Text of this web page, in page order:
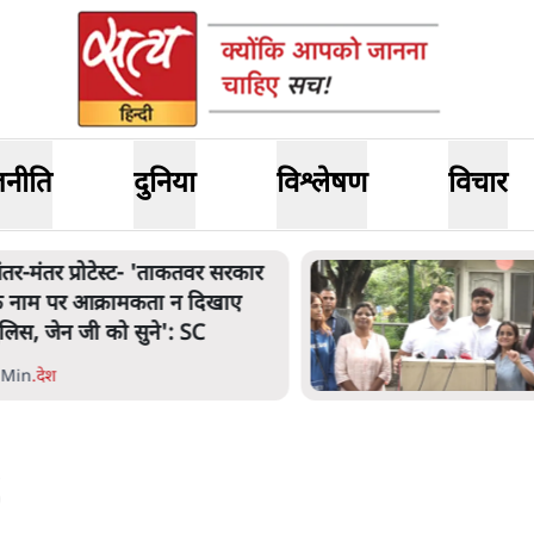
दुनिया विश्लेषण विचार
मंतर प्रोटेस्ट: 'युवाओं को
किया जा रहा है, पर मोदी-
में बोलने की हिम्मत नहीं'- राहुल
.देश